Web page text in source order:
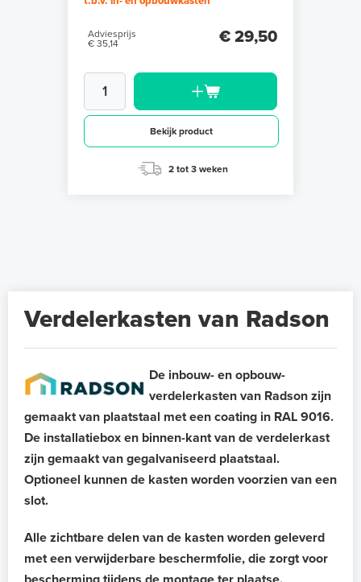
Adviesprijs
€ 35,14
€ 29,50
Bekijk product
2 tot 3 weken
Verdelerkasten van Radson
De inbouw- en opbouw-
verdelerkasten van Radson zijn
gemaakt van plaatstaal met een coating in RAL 9016.
De installatiebox en binnen-kant van de verdelerkast
zijn gemaakt van gegalvaniseerd plaatstaal.
Optioneel kunnen de kasten worden voorzien van een
slot.
Alle zichtbare delen van de kasten worden geleverd
met een verwijderbare beschermfolie, die zorgt voor